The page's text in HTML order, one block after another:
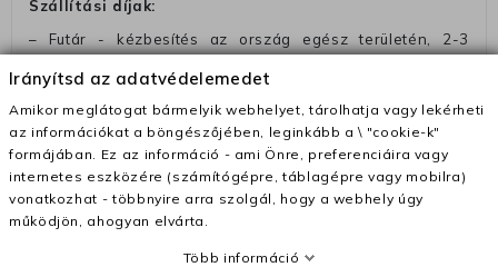
Szállítási díjak:
– Futár - kézbesítés az ország egész területén, 2-3
történő megerősítésétől számítva
– Szállítás 1700 Ft (+400 Ft utánvéttel)
– Ingyenes szállítás 31600 Ft feletti megrendeléseknél
(+400 Ft utánvétte)
– A kapott termék cseréjéért 3780 Ft szállítási díjat
számolunk fel (oda -vissza út)
Irányítsd az adatvédelemedet
Amikor meglátogat bármelyik webhelyet, tárolhatja vagy lekérheti
az információkat a böngészőjében, leginkább a \ "cookie-k"
formájában. Ez az információ - ami Önre, preferenciáira vagy
internetes eszközére (számítógépre, táblagépre vagy mobilra)
vonatkozhat - többnyire arra szolgál, hogy a webhely úgy
működjön, ahogyan elvárta.
Több információ